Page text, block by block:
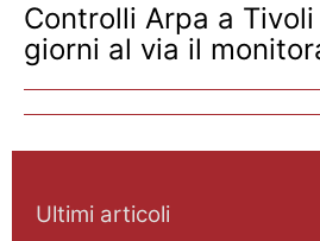
Controlli Arpa a Tivoli
giorni al via il
Ultimi articoli